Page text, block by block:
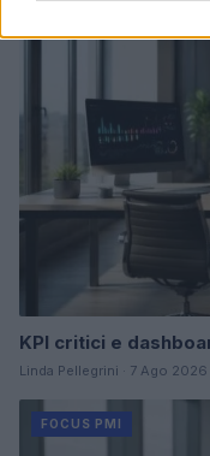
KPI critici e
Linda Pellegrini · 7 Ago 2026
FOCUS PMI